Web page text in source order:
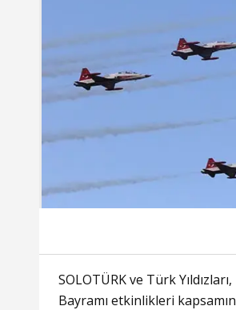
SOLOTÜRK ve Türk
Bayramı etkinlikleri